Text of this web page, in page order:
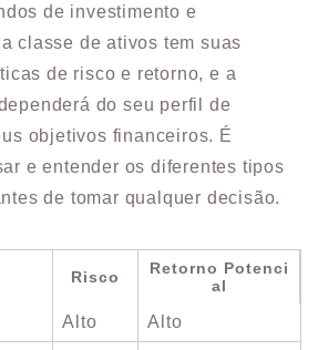
de investimento e
classe de ativos tem suas
de risco e retorno, e a
do seu perfil de
objetivos financeiros. É
e entender os diferentes tipos
de tomar qualquer decisão.
Risco
Retorno Potenci
al
Alto Alto